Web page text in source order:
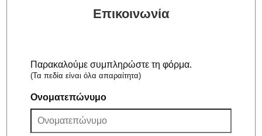
Επικοινωνία
Παρακαλούμε συμπληρώστε τη φόρμα.
(Τα πεδία είναι όλα απαραίτητα)
Ονοματεπώνυμο